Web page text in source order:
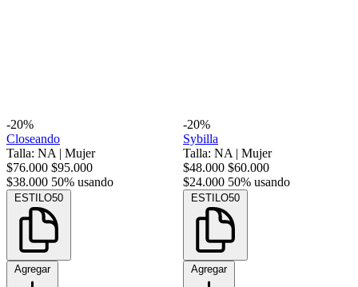
-20%
Closeando
Talla: NA | Mujer
$76.000 $95.000
$38.000 50% usando
ESTILO50
Agregar
-20%
Sybilla
Talla: NA | Mujer
$48.000 $60.000
$24.000 50% usando
ESTILO50
Agregar